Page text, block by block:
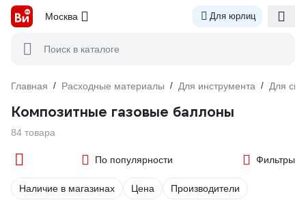
Москва Для юрлиц
Поиск в каталоге
Главная / Расходные материалы / Для инструмента / Для
Композитные газовые баллоны
84 товара
По популярности Фильтры
Наличие в магазинах Цена Производители